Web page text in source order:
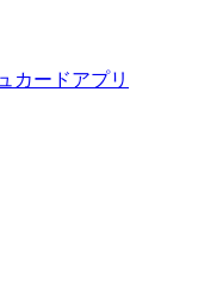
カードアプリ